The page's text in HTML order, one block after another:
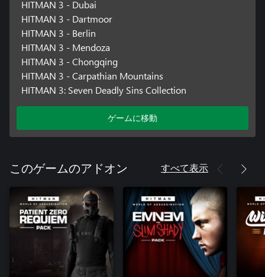
HITMAN 3 - Dubai
HITMAN 3 - Dartmoor
HITMAN 3 - Berlin
HITMAN 3 - Mendoza
HITMAN 3 - Chongqing
HITMAN 3 - Carpathian Mountains
HITMAN 3: Seven Deadly Sins Collection
ゲームに移動
このゲームのアドオン すべて表示